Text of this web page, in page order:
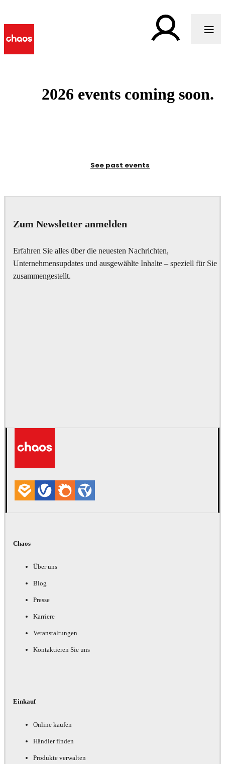
2026 events coming soon.
See past events
Zum Newsletter anmelden
Erfahren Sie alles über die neuesten Nachrichten,
Unternehmensupdates und ausgewählte Inhalte – speziell für Sie
zusammengestellt.
Chaos
Über uns
Blog
Presse
Karriere
Veranstaltungen
Kontaktieren Sie uns
Einkauf
Online kaufen
Händler finden
Produkte verwalten